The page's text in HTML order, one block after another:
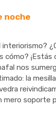
noche
nos
la
mero soporte